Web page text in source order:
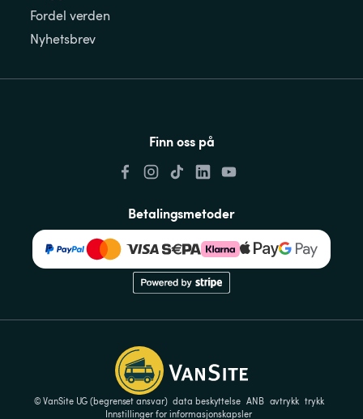
Fordel verden
Nyhetsbrev
Finn oss på
Betalingsmetoder
© VanSite UG (begrenset ansvar) data beskyttelse ANB avtrykk trykk
Innstillinger for informasjonskapsler